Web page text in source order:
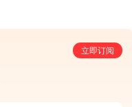
立即订阅